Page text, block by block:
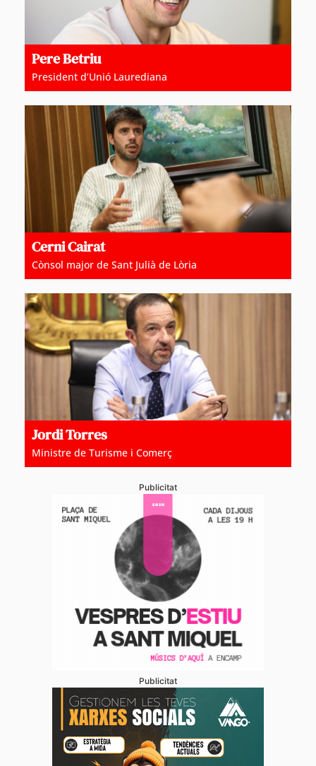
Pere Betriu
President d’Unió Laurediana
Cerni Cairat
Cònsol major de Sant Julià de Lòria
Jordi Torres
Ministre de Turisme i Comerç
Publicitat
Publicitat